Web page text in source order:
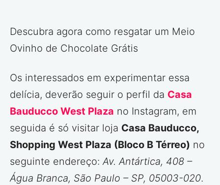
Descubra agora como resgatar um Meio
Ovinho de Chocolate Grátis
Os interessados em experimentar essa
delícia, deverão seguir o perfil da Casa
Bauducco West Plaza no Instagram, em
seguida é só visitar loja Casa Bauducco,
Shopping West Plaza (Bloco B Térreo) no
seguinte endereço:Av. Antártica, 408 –
Água Branca, São Paulo – SP, 05003-020.